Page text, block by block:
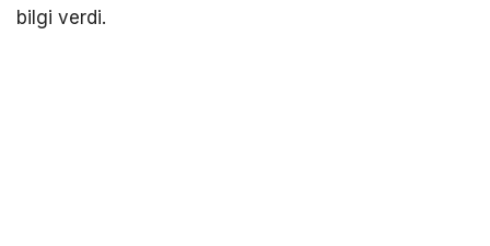
bilgi verdi.